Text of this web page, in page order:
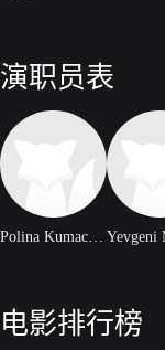
演职员表
Polina Kumachenko
电影排行榜